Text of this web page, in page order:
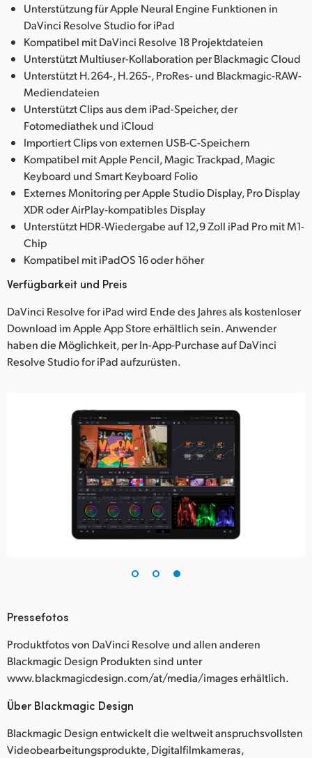
Unterstützung für Apple Neural Engine Funktionen in
DaVinci Resolve Studio for iPad
Kompatibel mit DaVinci Resolve 18 Projektdateien
Unterstützt Multiuser-Kollaboration per Blackmagic Cloud
Unterstützt H.264-, H.265-, ProRes- und Blackmagic-RAW-
Mediendateien
Unterstützt Clips aus dem iPad-Speicher, der
Fotomediathek und iCloud
Importiert Clips von externen USB-C-Speichern
Kompatibel mit Apple Pencil, Magic Trackpad, Magic
Keyboard und Smart Keyboard Folio
Externes Monitoring per Apple Studio Display, Pro Display
XDR oder AirPlay-kompatibles Display
Unterstützt HDR-Wiedergabe auf 12,9 Zoll iPad Pro mit M1-
Chip
Kompatibel mit iPadOS 16 oder höher
Verfügbarkeit und Preis
DaVinci Resolve for iPad wird Ende des Jahres als kostenloser
Download im Apple App Store erhältlich sein. Anwender
haben die Möglichkeit, per In-App-Purchase auf DaVinci
Resolve Studio for iPad aufzurüsten.
Pressefotos
Produktfotos von DaVinci Resolve und allen anderen
Blackmagic Design Produkten sind unter
www.blackmagicdesign.com/at/media/images erhältlich.
Über Blackmagic Design
Blackmagic Design entwickelt die weltweit anspruchsvollsten
Videobearbeitungsprodukte, Digitalfilmkameras,